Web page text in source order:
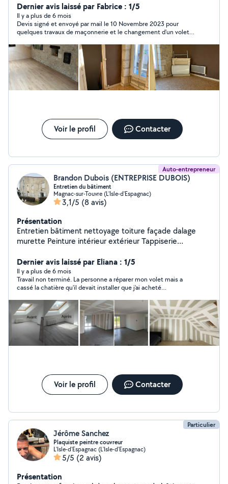
Dernier avis laissé par Fabrice : 1/5
Il y a plus de 6 mois
Devis signé et envoyé par mail le 10 Novembre 2023 pour
quelques travaux de maçonnerie et le changement d'un volet,
l'acompte. Plusieurs appels sans réponse, et quand il daigne
répondre il nous annonce qu'il n'a reçu que la moitié du
volet...qu'il nous recontacte plus tard pour nous donner une
date de travaux (nous sommes déjà arrivés en janvier 2024) .
Depuis silence radio. A ce jour les travaux ne sont pas fait,
malgré l'encaissement de l'acompte de 294 euros. Il ne répond
comportement n'est pas sérieux et l'entrepreneur malhonnête.
Voir le profil Contacter
Auto-entrepreneur
Brandon Dubois (ENTREPRISE DUBOIS)
Entretien du bâtiment
Magnac-sur-Touvre (L'Isle-d'Espagnac)
3,1/5 (8 avis)
Présentation
Entretien bâtiment nettoyage toiture façade dalage
murette Peinture intérieur extérieur Tappiserie
Entretien espaces verts élagage abattage tonte de
pelouse taille haie Pose parquet Pose carrelage
Démolition Débarrasse de la cave au grenier Électricité
Dernier avis laissé par Eliana : 1/5
Il y a plus de 6 mois
Travail non terminé. La personne a réparer mon volet mais a
cassé la chatière qu'il devait installer que j'ai acheté
la chatière qu'il a soit disant commander sur Amazon. Résultats
: toujours pas de chatière + un trou dans mon volet donc je ne
recommande absolument pas cette personne.
Voir le profil Contacter
Particulier
Jérôme Sanchez
Plaquiste peintre couvreur
L'Isle-d'Espagnac (L'Isle-d'Espagnac)
5/5 (2 avis)
Présentation